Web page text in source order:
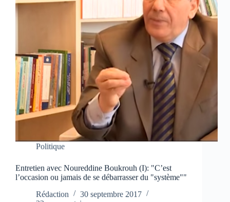
Politique
Entretien avec Noureddine Boukrouh (I): "C’est
l’occasion ou jamais de se débarrasser du "système""
Rédaction
30 septembre 2017